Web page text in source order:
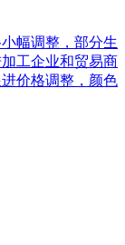
幅调整，部分生
工企业和贸易商
价格调整，颜色